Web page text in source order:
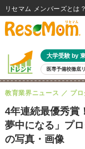
大学受験 by
医専予備校徹底
親子で考える大学選び 高
共通テスト 夏休み 8
8月開催イベント・WS 全
自由研究教材（小学生向け）
4年連続最優秀賞
夢中になる」プ
の写真・画像
教育業界ニュース プ
リセマム メンバーズ